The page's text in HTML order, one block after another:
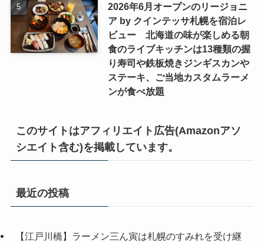
2026年6月オープンのリージョニ
ア by クインテッサ札幌を宿泊レ
ビュー 北海道の味が楽しめる朝
食のライブキッチンは13種類の握
り寿司や鉄板焼きジンギスカンや
ステーキ、ご当地カスタムラーメ
ンが食べ放題
このサイトはアフィリエイト広告(Amazonアソ
シエイト含む)を掲載しています。
最近の投稿
【江戸川橋】ラーメン三ん寅は札幌のすみれを受け継